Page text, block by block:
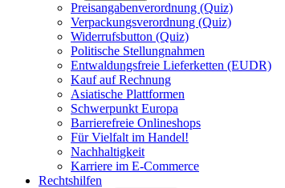
Preisangabenverordnung (Quiz)
Verpackungsverordnung (Quiz)
Widerrufsbutton (Quiz)
Politische Stellungnahmen
Entwaldungsfreie Lieferketten (EUDR)
Kauf auf Rechnung
Asiatische Plattformen
Schwerpunkt Europa
Barrierefreie Onlineshops
Für Vielfalt im Handel!
Nachhaltigkeit
Karriere im E-Commerce
Rechtshilfen